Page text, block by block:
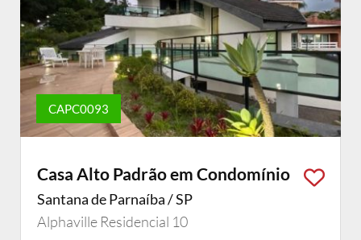
CAPC0093
Casa Alto Padrão em Condomínio
Santana de Parnaíba / SP
Alphaville Residencial 10